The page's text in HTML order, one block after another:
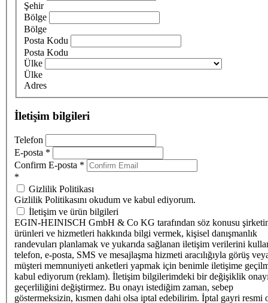
Şehir
Bölge
Bölge
Posta Kodu
Posta Kodu
Ülke
Ülke
Adres
İletişim bilgileri
Telefon
E-posta *
Confirm E-posta *
*
Gizlilik Politikası
Gizlilik Politikasını okudum ve kabul ediyorum.
İletişim ve ürün bilgileri
EGIN-HEINISCH GmbH & Co KG tarafından söz konusu
ürünleri ve hizmetleri hakkında bilgi vermek, kişisel danışmanlık
randevuları planlamak ve yukarıda sağlanan iletişim verilerini
telefon, e-posta, SMS ve mesajlaşma hizmeti aracılığıyla görüş
müşteri memnuniyeti anketleri yapmak için benimle iletişime
kabul ediyorum (reklam). İletişim bilgilerimdeki bir değişiklik
geçerliliğini değiştirmez. Bu onayı istediğim zaman, sebep
göstermeksizin, kısmen dahi olsa iptal edebilirim. İptal gayri resmi